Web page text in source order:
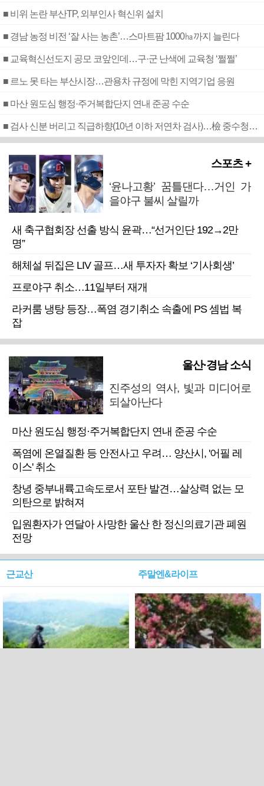
■ 비위 논란 부산TP, 외부인사 혁신위 설치
■ 경남 농정 비전 ‘잘 사는 농촌’…스마트팜 1000㏊까지 늘린다
■ 교육혁신선도지 공모 코앞인데…구·군 난색에 교육청 ‘쩔쩔’
■ 르노 못 타는 부산시장…관용차 규정에 막힌 지역기업 응원
■ 마산 원도심 행정·주거복합단지 연내 준공 수순
■ 검사 신분 버리고 직급하향(10년 이하 저연차 검사)…檢 중수청행 기피
스포츠 +
‘윤나고황’ 꿈틀댄다…거인 가
을야구 불씨 살릴까
새 축구협회장 선출 방식 윤곽…“선거인단 192→2만
명”
해체설 뒤집은 LIV 골프…새 투자자 확보 ‘기사회생’
프로야구 취소…11일부터 재개
라커룸 냉탕 등장…폭염 경기취소 속출에 PS 셈법 복
잡
울산·경남 소식
진주성의 역사, 빛과 미디어로
되살아난다
마산 원도심 행정·주거복합단지 연내 준공 수순
폭염에 온열질환 등 안전사고 우려… 양산시, '어필 레
이스' 취소
창녕 중부내륙고속도로서 포탄 발견…살상력 없는 모
의탄으로 밝혀져
입원환자가 연달아 사망한 울산 한 정신의료기관 폐원
전망
근교산 주말엔&라이프